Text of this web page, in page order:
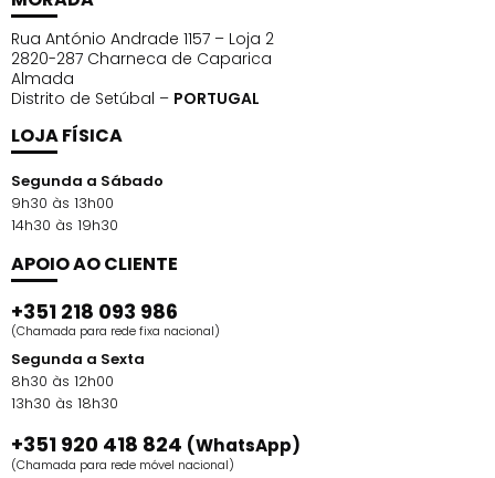
Rua António Andrade 1157 – Loja 2
2820-287 Charneca de Caparica
Almada
Distrito de Setúbal – PORTUGAL
LOJA FÍSICA
Segunda a Sábado
9h30 às 13h00
14h30 às 19h30
APOIO AO CLIENTE
+351 218 093 986
(Chamada para rede fixa nacional)
Segunda a Sexta
8h30 às 12h00
13h30 às 18h30
+351 920 418 824 (WhatsApp)
(Chamada para rede móvel nacional)